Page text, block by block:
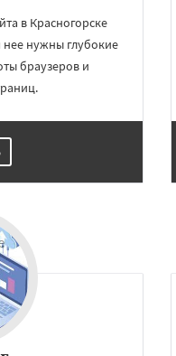
в Красногорске
нее нужны глубокие
браузеров и
данных